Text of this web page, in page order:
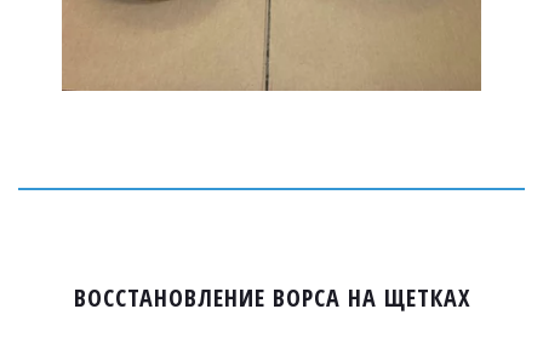
ВОССТАНОВЛЕНИЕ ВОРСА НА ЩЕТКАХ